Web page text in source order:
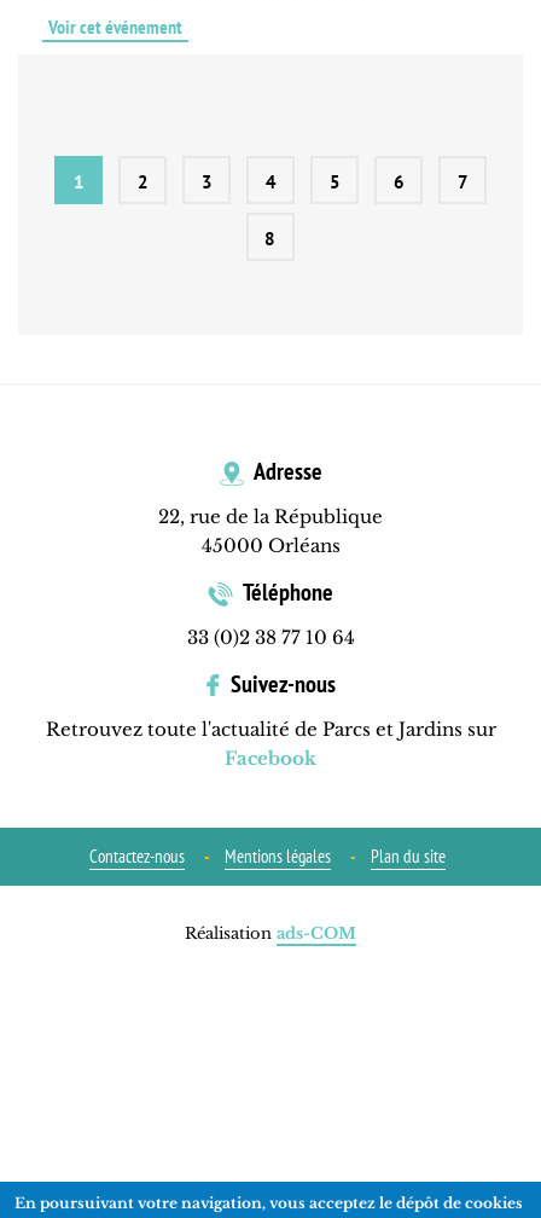
Voir cet événement
1 2 3 4 5 6 7
8
Adresse
22, rue de la République
45000 Orléans
Téléphone
33 (0)2 38 77 10 64
Suivez-nous
Retrouvez toute l'actualité de Parcs et Jardins sur
Facebook
Contactez-nous Mentions légales Plan du site
Réalisation ads-COM
En poursuivant votre navigation, vous acceptez le dépôt de cookies